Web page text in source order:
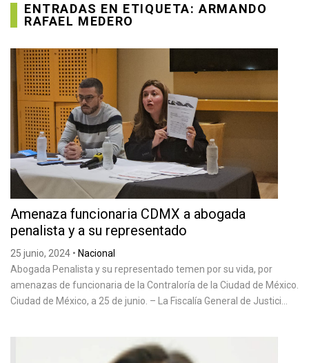
ENTRADAS EN ETIQUETA: ARMANDO
RAFAEL MEDERO
Amenaza funcionaria CDMX a abogada
penalista y a su representado
25 junio, 2024 • Nacional
Abogada Penalista y su representado temen por su vida, por
amenazas de funcionaria de la Contraloría de la Ciudad de México.
Ciudad de México, a 25 de junio. – La Fiscalía General de Justici...